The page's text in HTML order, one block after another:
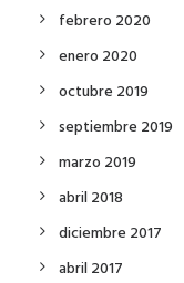
febrero 2020
enero 2020
octubre 2019
septiembre 2019
marzo 2019
abril 2018
diciembre 2017
abril 2017